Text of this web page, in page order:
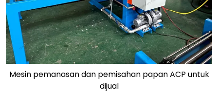
Mesin pemanasan dan pemisahan papan ACP untuk
dijual